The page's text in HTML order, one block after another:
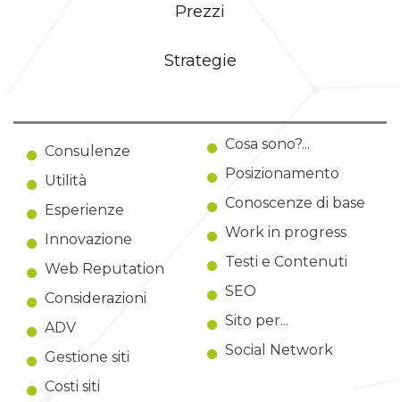
Prezzi
Strategie
Consulenze
Utilità
Esperienze
Innovazione
Web Reputation
Considerazioni
ADV
Gestione siti
Costi siti
Cosa sono?...
Posizionamento
Conoscenze di base
Work in progress
Testi e Contenuti
SEO
Sito per...
Social Network